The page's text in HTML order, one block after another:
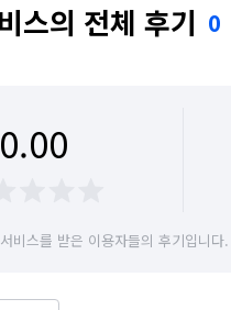
스의 전체 후기 0
0.00
비스를 받은 이용자들의 후기입니다.